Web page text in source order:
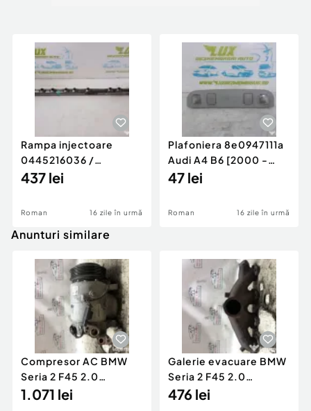
Rampa injectoare
0445216036 /
780542302 3.0 d 313
437 lei
Roman 16 zile în urmă
Plafoniera 8e0947111a
Audi A4 B6 [2000 -
2005]
47 lei
Roman 16 zile în urmă
Anunturi similare
Compresor AC BMW
Seria 2 F45 2.0
Motorina 2016
1.071 lei
Galerie evacuare BMW
Seria 2 F45 2.0
Motorina 2016
476 lei